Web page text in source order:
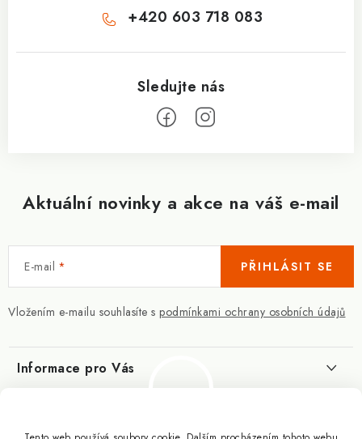
Aktuální novinky a akce na váš e-mail
E-mail
Vložením e-mailu souhlasíte s podmínkami ochrany osobních údajů
PŘIHLÁSIT SE
+420 603 718 083
Informace pro Vás
Slovník pojmů